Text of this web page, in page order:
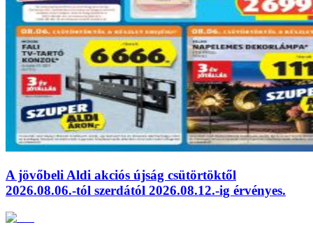
A jövőbeli Aldi akciós újság csütörtöktől
2026.08.06.-tól szerdától 2026.08.12.-ig érvényes.